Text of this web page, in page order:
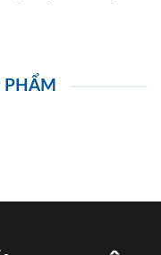
PHẨM